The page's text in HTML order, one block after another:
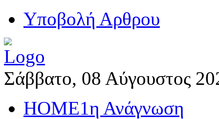
Yποβολή Αρθρου
Σάββατο, 08 Αύγουστος
HOME1η Ανάγνωση